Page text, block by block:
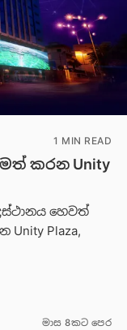
1 MIN READ
කරන Unity
හෙවත්
Plaza,
මාස 8කට පෙර